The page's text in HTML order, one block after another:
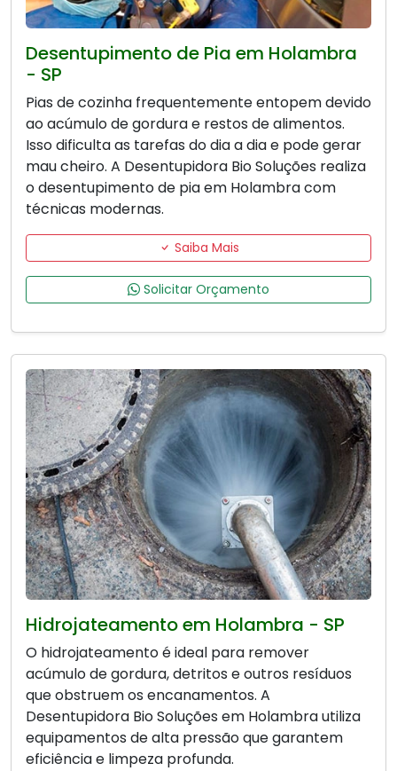
Desentupimento de Pia em Holambra
- SP
Pias de cozinha frequentemente entopem devido
ao acúmulo de gordura e restos de alimentos.
Isso dificulta as tarefas do dia a dia e pode gerar
mau cheiro. A Desentupidora Bio Soluções realiza
o desentupimento de pia em Holambra com
técnicas modernas.
Saiba Mais
Solicitar Orçamento
Hidrojateamento em Holambra - SP
O hidrojateamento é ideal para remover
acúmulo de gordura, detritos e outros resíduos
que obstruem os encanamentos. A
Desentupidora Bio Soluções em Holambra utiliza
equipamentos de alta pressão que garantem
eficiência e limpeza profunda.